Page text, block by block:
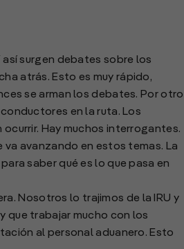
así surgen debates sobre los
atrás. Esto es muy rápido,
se arman los debates. Por otro
en la ruta. Los
Hay muchos interrogantes.
va avanzando en estos temas. La
saber qué es lo que pasa en
Nosotros lo trajimos de la IRU y
que trabajar mucho con los
al personal aduanero. Esto